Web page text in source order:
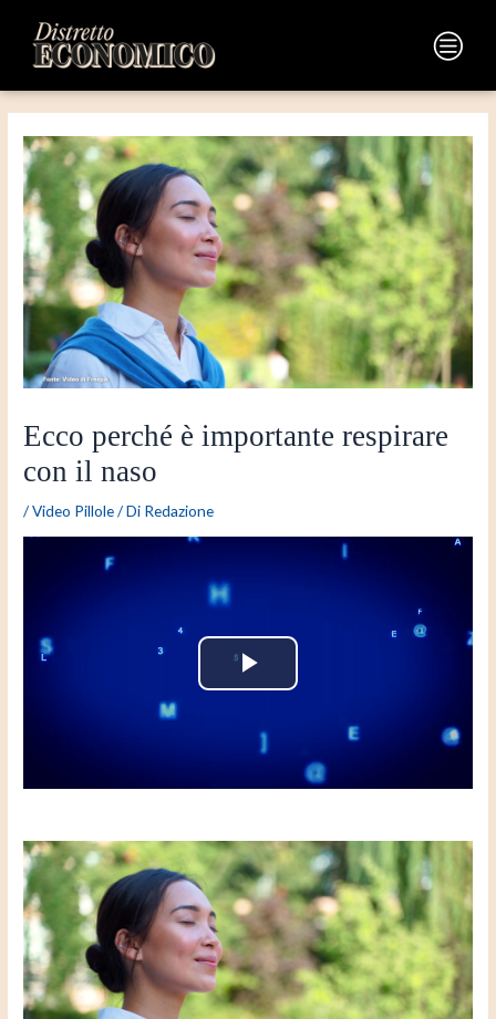
contenuto
Main
Menu
Ecco perché è importante respirare
con il naso
/Video Pillole/ Di Redazione
P
a
y
V
i
d
articoli